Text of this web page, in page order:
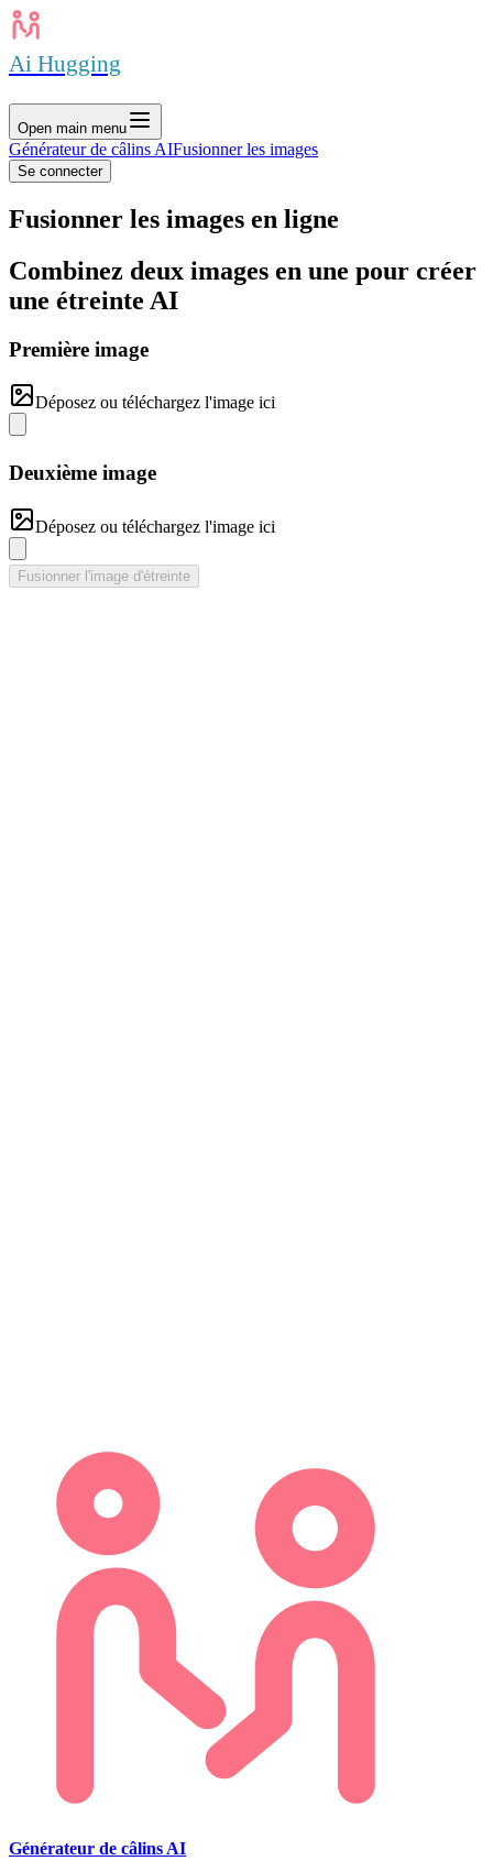
Ai Hugging
Open main menu
Générateur de câlins AIFusionner les images
Se connecter
Fusionner les images en ligne
Combinez deux images en une pour créer
une étreinte AI
Première image
Déposez ou téléchargez l'image ici
Deuxième image
Déposez ou téléchargez l'image ici
Fusionner l'image d'étreinte
Générateur de câlins AI